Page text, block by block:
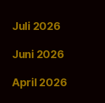
Juli 2026
Juni 2026
April 2026